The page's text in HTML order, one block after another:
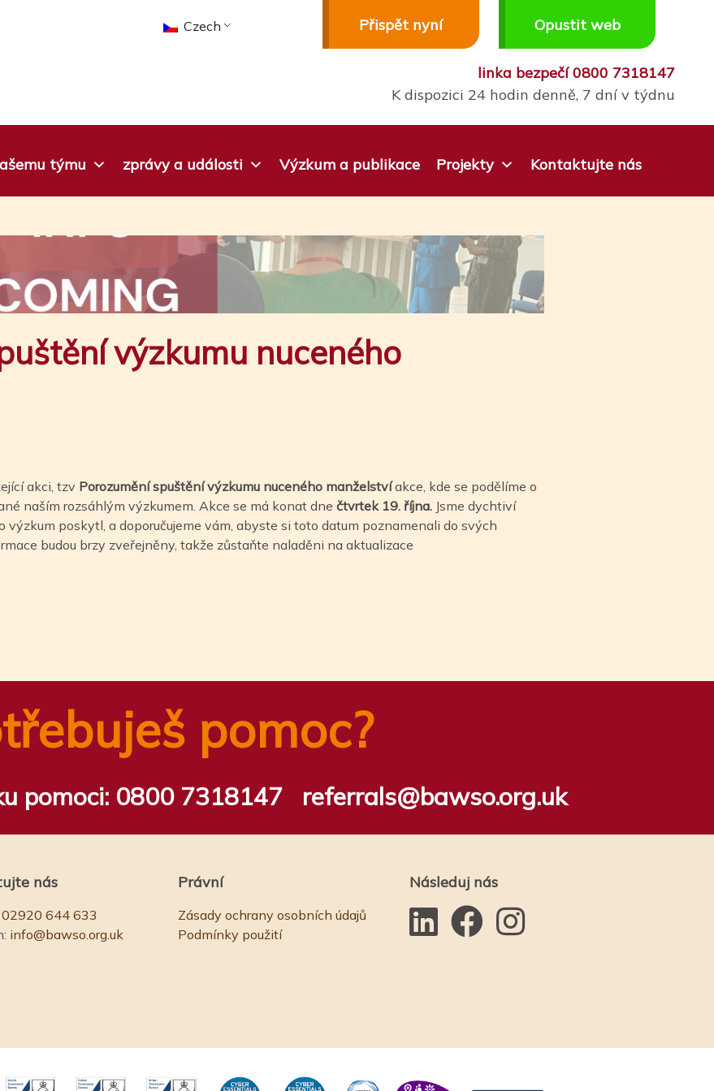
Czech Přispět nyní Opustit web
linka bezpečí0800 7318147
K dispozici 24 hodin denně, 7 dní v týdnu
týmu zprávy a události Výzkum a publikace Projekty Kontaktujte nás
výzkumu nuceného
akci, tzv Porozumění spuštění výzkumu nuceného manželstvíakce, kde se podělíme o
naším rozsáhlým výzkumem. Akce se má konat dne čtvrtek 19. října. Jsme dychtiví
poskytl, a doporučujeme vám, abyste si toto datum poznamenali do svých
budou brzy zveřejněny, takže zůstaňte naladěni na aktualizace
pomoc?
pomoci: 0800 7318147 referrals@bawso.org.uk
nás
02920 644 633
info@bawso.org.uk
Právní
Zásady ochrany osobních údajů
Podmínky použití
Následuj nás